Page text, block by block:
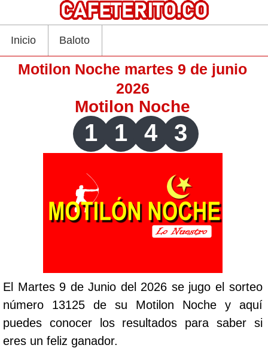
Inicio Baloto
Motilon Noche martes 9 de junio
2026
Motilon Noche
1 1 4 3
El Martes 9 de Junio del 2026 se jugo el sorteo
número 13125 de su Motilon Noche y aquí
puedes conocer los resultados para saber si
eres un feliz ganador.